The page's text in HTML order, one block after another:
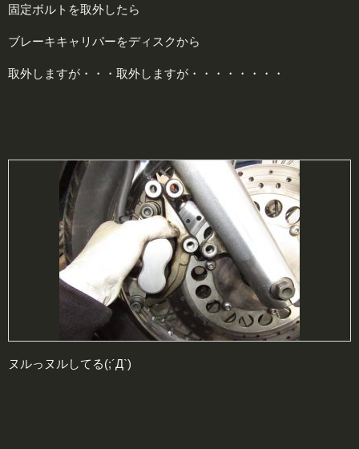
固定ボルトを取外したら
ブレーキキャリパーをディスクから
取外しますが・・・取外しますが・・・・・・・・
ヌルっヌルしてる(;´Д`)